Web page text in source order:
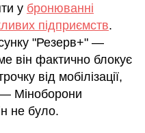
у бронюванні
підприємств.
"Резерв+" —
він фактично блокує
від мобілізації,
Міноборони
не було.